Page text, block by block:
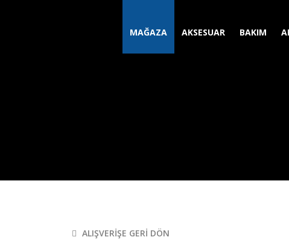
MAĞAZA AKSESUAR BAKIM
ALIŞVERIŞE GERI DÖN